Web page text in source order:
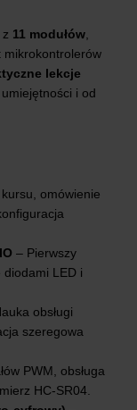
11 modułów
mikrokontrolerów
lekcje
i od
omówienie
– Pierwszy
LED i
obsługi
szeregowa
PWM, obsługa
HC-SR04.